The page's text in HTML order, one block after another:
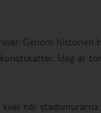
Genom historien
Idag är
när stadsmurarna